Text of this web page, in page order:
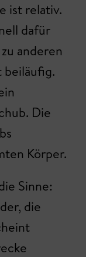
ist relativ.
dafür
anderen
beiläufig.
Die
Körper.
Sinne:
die